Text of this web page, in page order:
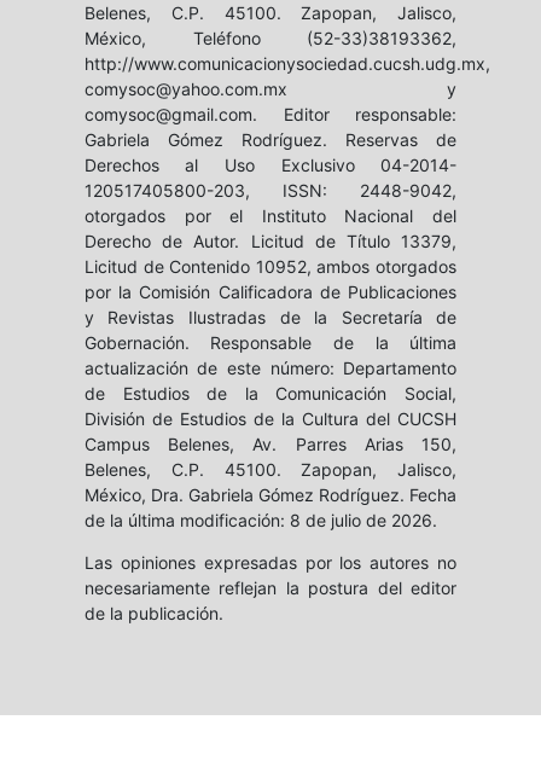
Belenes, C.P. 45100. Zapopan, Jalisco,
México, Teléfono (52-33)38193362,
http://www.comunicacionysociedad.cucsh.udg.mx,
comysoc@yahoo.com.mx y
comysoc@gmail.com. Editor responsable:
Gabriela Gómez Rodríguez. Reservas de
Derechos al Uso Exclusivo 04-2014-
120517405800-203, ISSN: 2448-9042,
otorgados por el Instituto Nacional del
Derecho de Autor. Licitud de Título 13379,
Licitud de Contenido 10952, ambos otorgados
por la Comisión Calificadora de Publicaciones
y Revistas Ilustradas de la Secretaría de
Gobernación. Responsable de la última
actualización de este número: Departamento
de Estudios de la Comunicación Social,
División de Estudios de la Cultura del CUCSH
Campus Belenes, Av. Parres Arias 150,
Belenes, C.P. 45100. Zapopan, Jalisco,
México, Dra. Gabriela Gómez Rodríguez. Fecha
de la última modificación: 8 de julio de 2026.
Las opiniones expresadas por los autores no
necesariamente reflejan la postura del editor
de la publicación.